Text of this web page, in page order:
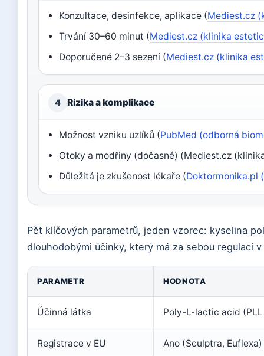
Konzultace, desinfekce, aplikace (Mediest.cz
Trvání 30–60 minut (Mediest.cz (klinika
Doporučené 2–3 sezení (Mediest.cz (klinika
4 Rizika a komplikace
Možnost vzniku uzlíků (PubMed (odborná
Otoky a modřiny (dočasné) (Mediest.cz
Důležitá je zkušenost lékaře (Doktormonika.pl
Pět klíčových parametrů, jeden vzorec: kyselina
dlouhodobými účinky, který má za sebou regulaci v
PARAMETR HODNOTA
Účinná látka Poly-L-lactic acid
Registrace v EU Ano (Sculptra,